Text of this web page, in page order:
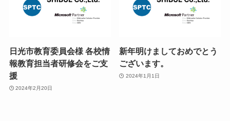
日光市教育委員会様 各校情
報教育担当者研修会をご支
援
2024年2月20日
新年明けましておめでとう
ございます。
2024年1月1日